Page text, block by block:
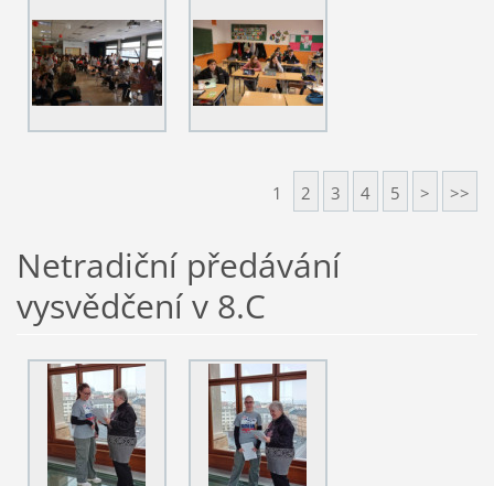
1 2 3 4 5 > >>
Netradiční předávání
vysvědčení v 8.C